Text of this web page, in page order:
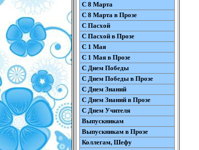
С 8 Марта
С 8 Марта в Прозе
С Пасхой
С Пасхой в Прозе
С 1 Мая
С 1 Мая в Прозе
С Днем Победы
С Днем Победы в Прозе
С Днем Знаний
С Днем Знаний в Прозе
С Днем Учителя
Выпускникам
Выпускникам в Прозе
Коллегам, Шефу